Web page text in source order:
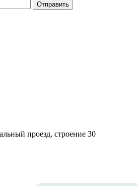
Отправить
проезд, строение 30